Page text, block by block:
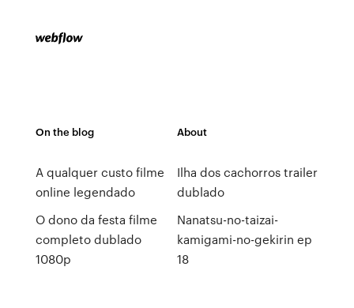
On the blog
A qualquer custo filme
online legendado
O dono da festa filme
completo dublado
1080p
About
Ilha dos cachorros trailer
dublado
Nanatsu-no-taizai-
kamigami-no-gekirin ep
18